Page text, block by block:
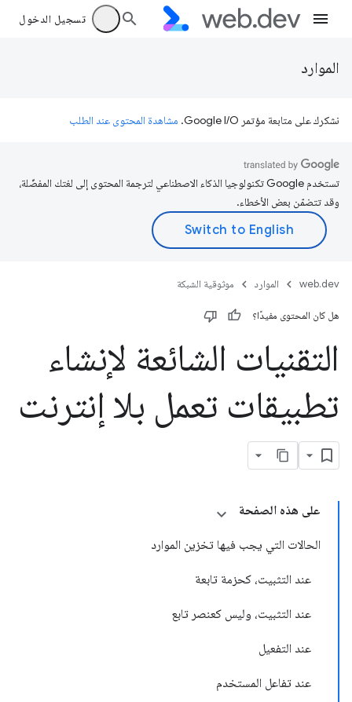
تسجيل الدخول
الموارد
نشكرك على متابعة مؤتمر Google I/O. مشاهدة المحتوى عند الطلب
تستخدم Google تكنولوجيا الذكاء الاصطناعي لترجمة المحتوى إلى لغتك المفضّلة،
وقد تتضمّن بعض الأخطاء.
web.dev الموارد موثوقية الشبكة
هل كان المحتوى مفيدًا؟
التقنيات الشائعة لإنشاء
تطبيقات تعمل بلا إنترنت
على هذه الصفحة
الحالات التي يجب فيها تخزين الموارد
عند التثبيت، كحزمة تابعة
عند التثبيت، وليس كعنصر تابع
عند التفعيل
عند تفاعل المستخدم